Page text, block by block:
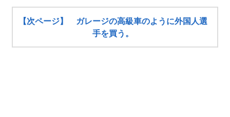
【次ページ】 ガレージの高級車のように外国人選
手を買う。